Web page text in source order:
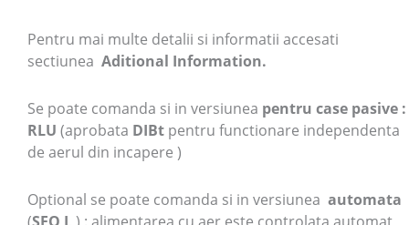
Pentru mai multe detalii si informatii accesati
sectiunea Aditional Information.
Se poate comanda si in versiunea pentru case pasive :
RLU (aprobata DIBt pentru functionare independenta
de aerul din incapere )
Optional se poate comanda si in versiunea automata